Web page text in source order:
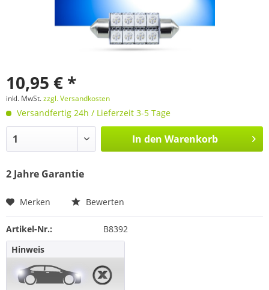
10,95 € *
inkl. MwSt.zzgl. Versandkosten
Versandfertig 24h / Lieferzeit 3-5 Tage
In den Warenkorb
2 Jahre Garantie
Merken Bewerten
Artikel-Nr.:
B8392
Hinweis